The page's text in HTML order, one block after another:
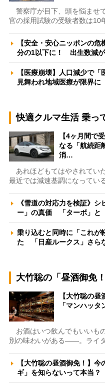
警察庁が目下、頭を悩ませ
官の採用試験の受験者数は10
【安全・安心ニッポンの
分の1以下に！ 出生数減
【医療崩壊】人口減少で
見舞われ地域医療が限界
快適クルマ生活 乗っ
【4ヶ月間で
なる「航続距
消…
あれほどもてはやされてい
最近では減速基調になってい
《雪道の対応力を検証》
ー」の真価 「ターボ」と
乗り込むと同時に「これが
た 「日産ルークス」さら
大竹聡の「昼酒御免！
【大竹聡の
「マンハッ
お酒はいつ飲んでもいいも
別の味わいがある――。ライ
【大竹聡の昼酒御免！】
ギ」を知らないって本当